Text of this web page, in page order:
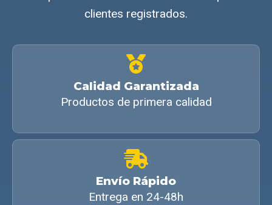
clientes registrados.
Calidad Garantizada
Productos de primera calidad
Envío Rápido
Entrega en 24-48h